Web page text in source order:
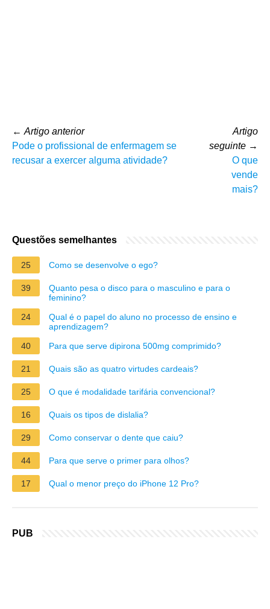
← Artigo anterior
Pode o profissional de enfermagem se
recusar a exercer alguma atividade?
Artigo
seguinte →
O que
vende
mais?
Questões semelhantes
25 Como se desenvolve o ego?
39
Quanto pesa o disco para o masculino e para o
feminino?
24
Qual é o papel do aluno no processo de ensino e
aprendizagem?
40
Para que serve dipirona 500mg comprimido?
21 Quais são as quatro virtudes cardeais?
25 O que é modalidade tarifária convencional?
16 Quais os tipos de dislalia?
29 Como conservar o dente que caiu?
44 Para que serve o primer para olhos?
17 Qual o menor preço do iPhone 12 Pro?
PUB